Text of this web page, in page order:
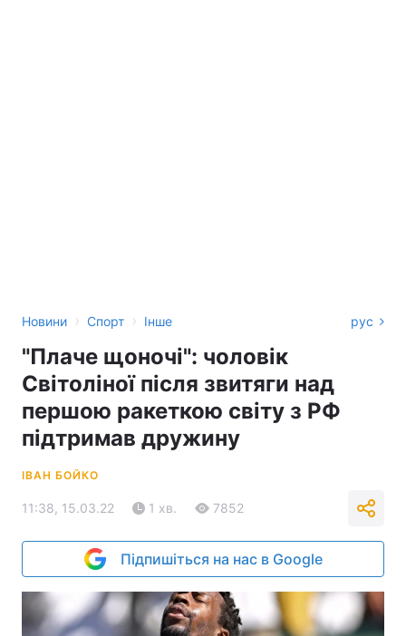
Новини › Спорт › Інше рус
"Плаче щоночі": чоловік
Світоліної після звитяги над
першою ракеткою світу з РФ
підтримав дружину
ІВАН БОЙКО
11:38, 15.03.22 1 хв. 7852
Підпишіться на нас в Google